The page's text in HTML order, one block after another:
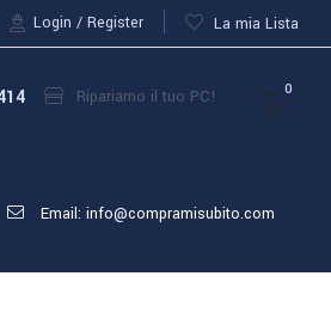
La mia Lista
Login Register
0
Ripariamo il tuo PC!
Email: info@compramisubito.com